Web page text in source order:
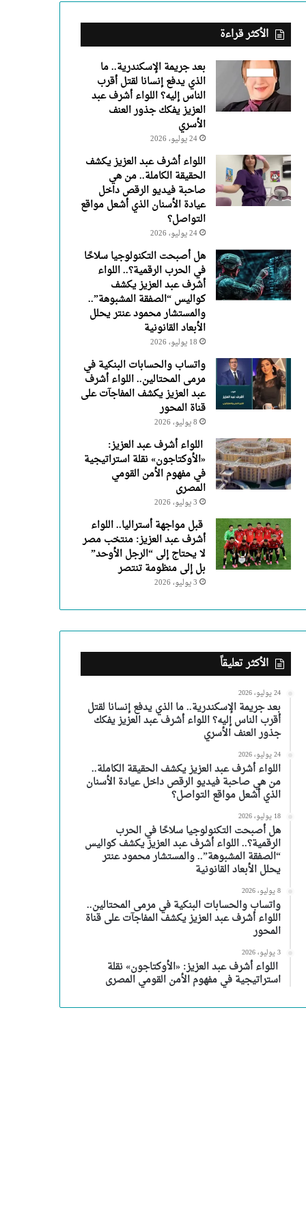
يفكك
جذور
العنف
الأسري
الأكثر قراءة
بعد جريمة الإسكندرية.. ما
الذي يدفع إنسانا لقتل أقرب
الناس إليه؟ اللواء أشرف عبد
العزيز يفكك جذور العنف
الأسري
24 يوليو، 2026
اللواء أشرف عبد العزيز يكشف
الحقيقة الكاملة.. من هي
صاحبة فيديو الرقص داخل
عيادة الأسنان الذي أشعل مواقع
التواصل؟
24 يوليو، 2026
هل أصبحت التكنولوجيا سلاحًا
في الحرب الرقمية؟.. اللواء
أشرف عبد العزيز يكشف
كواليس “الصفقة المشبوهة”..
والمستشار محمود عنتر يحلل
الأبعاد القانونية
18 يوليو، 2026
واتساب والحسابات البنكية في
مرمى المحتالين.. اللواء أشرف
عبد العزيز يكشف المفاجآت على
قناة المحور
8 يوليو، 2026
اللواء أشرف عبد العزيز:
«الأوكتاجون» نقلة استراتيجية
في مفهوم الأمن القومي
المصرى
3 يوليو، 2026
قبل مواجهة أستراليا.. اللواء
أشرف عبد العزيز: منتخب مصر
لا يحتاج إلى “الرجل الأوحد”
بل إلى منظومة تنتصر
3 يوليو، 2026
الأكثر تعليقاً
24 يوليو، 2026
بعد جريمة الإسكندرية.. ما الذي يدفع إنسانا لقتل
أقرب الناس إليه؟ اللواء أشرف عبد العزيز يفكك
جذور العنف الأسري
24 يوليو، 2026
اللواء أشرف عبد العزيز يكشف الحقيقة الكاملة..
من هي صاحبة فيديو الرقص داخل عيادة الأسنان
الذي أشعل مواقع التواصل؟
18 يوليو، 2026
هل أصبحت التكنولوجيا سلاحًا في الحرب
الرقمية؟.. اللواء أشرف عبد العزيز يكشف كواليس
“الصفقة المشبوهة”.. والمستشار محمود عنتر
يحلل الأبعاد القانونية
8 يوليو، 2026
واتساب والحسابات البنكية في مرمى المحتالين..
اللواء أشرف عبد العزيز يكشف المفاجآت على قناة
المحور
3 يوليو، 2026
اللواء أشرف عبد العزيز: «الأوكتاجون» نقلة
استراتيجية في مفهوم الأمن القومي المصرى